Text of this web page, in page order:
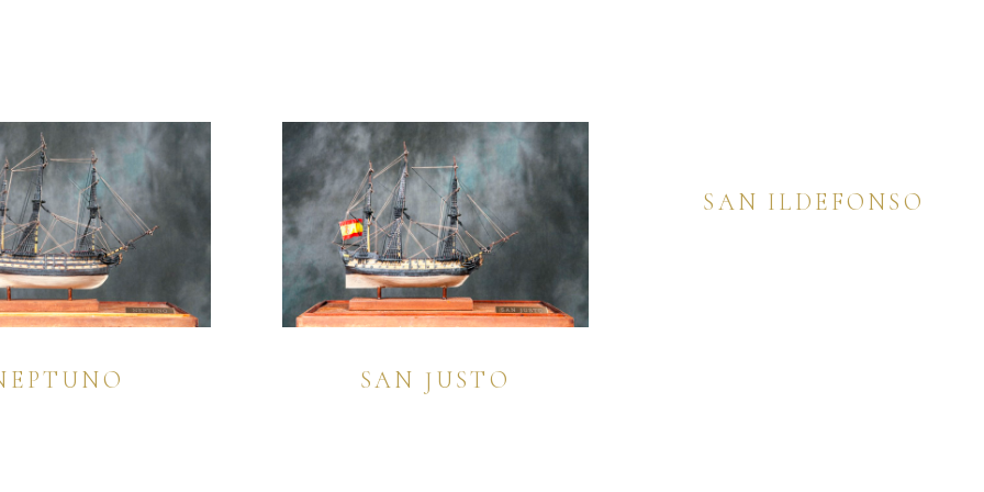
SAN JUSTO
SAN ILDEFONSO